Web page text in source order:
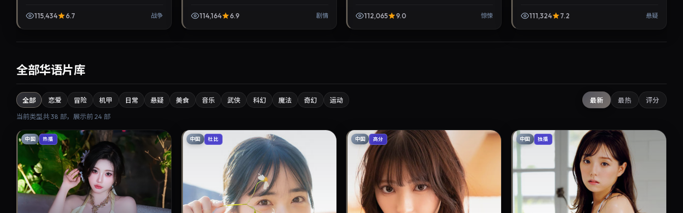
顾院线观感与家...
115,434 6.7 战争
式追剧与检索同类华...
114,164 6.9 剧情
回放，兼顾口碑与流...
112,065 9.0 惊悚
大屏回放，兼顾口...
111,324 7.2 悬疑
全部华语片库
全部 恋爱 冒险 机甲 日常 悬疑 美食 音乐 武侠 科幻 魔法 奇幻 运动 最新 最热 评分
当前类型共38 部，展示前24 部
中国 热播 中国 杜比 中国 高分 中国 独播